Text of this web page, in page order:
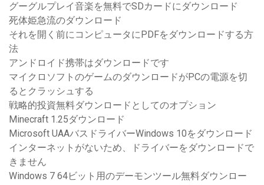
グーグルプレイ音楽を無料でSDカードにダウンロード
死体姫急流のダウンロード
それを開く前にコンピュータにPDFをダウンロードする方
法
アンドロイド携帯はダウンロードです
マイクロソフトのゲームのダウンロードがPCの電源を切
るとクラッシュする
戦略的投資無料ダウンロードとしてのオプション
Minecraft 1.25ダウンロード
Microsoft UAAバスドライバーWindows 10をダウンロード
インターネットがないため、ドライバーをダウンロードで
きません
Windows 7 64ビット用のデーモンツール無料ダウンロー